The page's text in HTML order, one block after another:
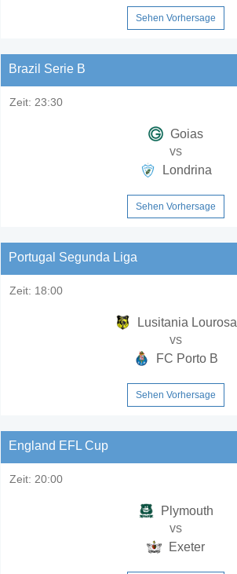
Sehen Vorhersage
Brazil Serie B
Zeit: 23:30
Goias
vs
Londrina
Sehen Vorhersage
Portugal Segunda Liga
Zeit: 18:00
Lusitania Lourosa
vs
FC Porto B
Sehen Vorhersage
England EFL Cup
Zeit: 20:00
Plymouth
vs
Exeter